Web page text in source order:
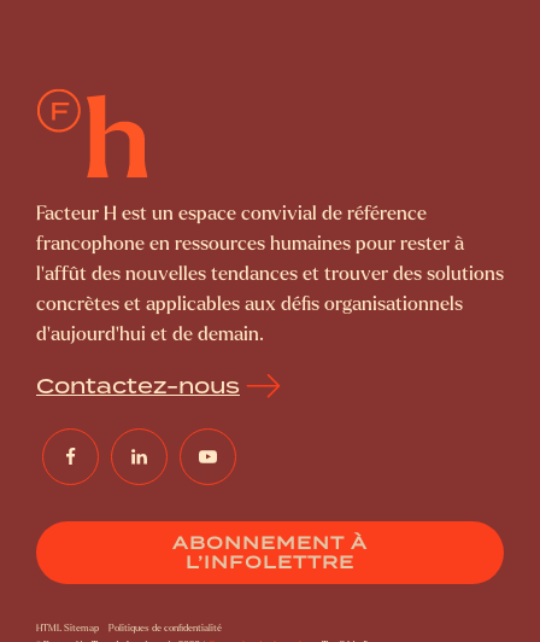
Facteur H est un espace convivial de référence
francophone en ressources humaines pour rester à
l’affût des nouvelles tendances et trouver des solutions
concrètes et applicables aux défis organisationnels
d’aujourd’hui et de demain.
Contactez-nous
ABONNEMENT À
L’INFOLETTRE
HTML Sitemap
Politiques de confidentialité